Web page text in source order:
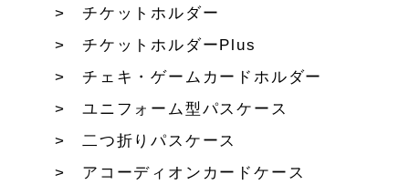
チケットホルダー
チケットホルダーPlus
チェキ・ゲームカードホルダー
ユニフォーム型パスケース
二つ折りパスケース
アコーディオンカードケース